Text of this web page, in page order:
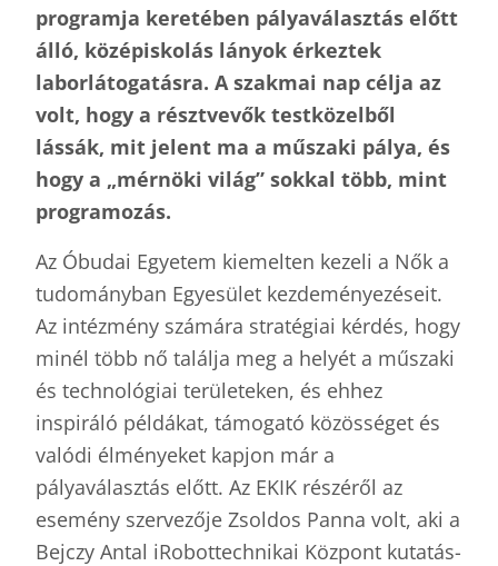
programja keretében pályaválasztás előtt
álló, középiskolás lányok érkeztek
laborlátogatásra. A szakmai nap célja az
volt, hogy a résztvevők testközelből
lássák, mit jelent ma a műszaki pálya, és
hogy a „mérnöki világ” sokkal több, mint
programozás.
Az Óbudai Egyetem kiemelten kezeli a Nők a
tudományban Egyesület kezdeményezéseit.
Az intézmény számára stratégiai kérdés, hogy
minél több nő találja meg a helyét a műszaki
és technológiai területeken, és ehhez
inspiráló példákat, támogató közösséget és
valódi élményeket kapjon már a
pályaválasztás előtt. Az EKIK részéről az
esemény szervezője Zsoldos Panna volt, aki a
Bejczy Antal iRobottechnikai Központ kutatás-